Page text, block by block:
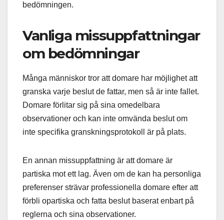
bedömningen.
Vanliga missuppfattningar
om bedömningar
Många människor tror att domare har möjlighet att
granska varje beslut de fattar, men så är inte fallet.
Domare förlitar sig på sina omedelbara
observationer och kan inte omvända beslut om
inte specifika granskningsprotokoll är på plats.
En annan missuppfattning är att domare är
partiska mot ett lag. Även om de kan ha personliga
preferenser strävar professionella domare efter att
förbli opartiska och fatta beslut baserat enbart på
reglerna och sina observationer.